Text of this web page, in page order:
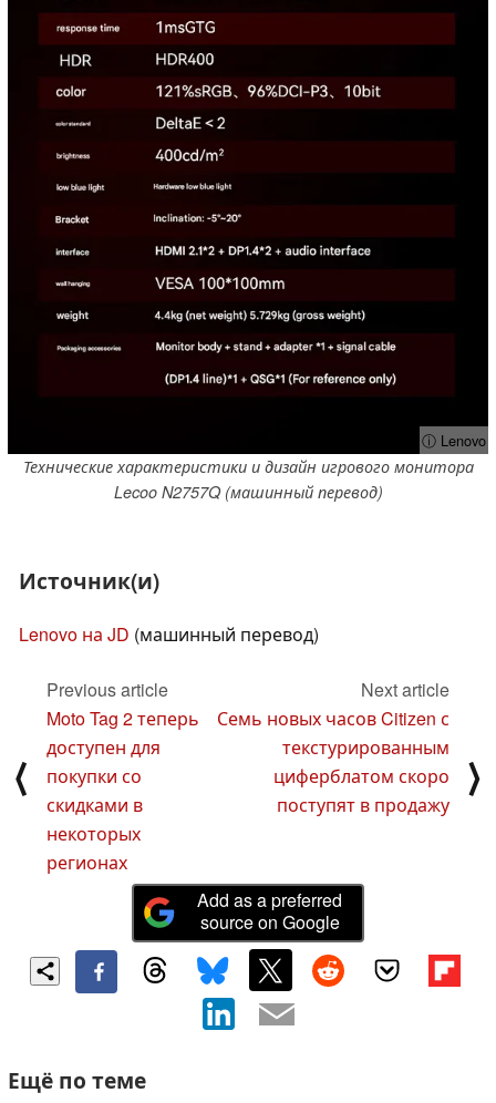
ⓘ Lenovo
Технические характеристики и дизайн игрового монитора
Lecoo N2757Q (машинный перевод)
Источник(и)
Lenovo на JD (машинный перевод)
⟨
Previous article
Moto Tag 2 теперь
доступен для
покупки со
скидками в
некоторых
регионах
Next article
Семь новых часов Citizen с
текстурированным
циферблатом скоро
поступят в продажу
⟩
Add as a preferred
source on Google
Ещё по теме